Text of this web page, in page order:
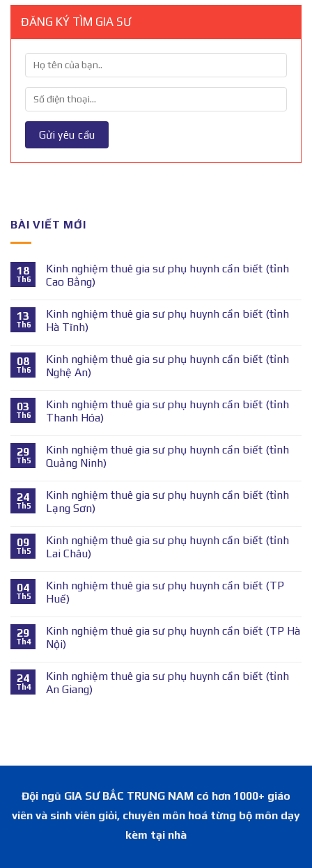
ĐĂNG KÝ TÌM GIA SƯ
BÀI VIẾT MỚI
18
Th6
Kinh nghiệm thuê gia sư phụ huynh cần biết (tỉnh
Cao Bằng)
13
Th6
Kinh nghiệm thuê gia sư phụ huynh cần biết (tỉnh
Hà Tĩnh)
08
Th6
Kinh nghiệm thuê gia sư phụ huynh cần biết (tỉnh
Nghệ An)
03
Th6
Kinh nghiệm thuê gia sư phụ huynh cần biết (tỉnh
Thanh Hóa)
29
Th5
Kinh nghiệm thuê gia sư phụ huynh cần biết (tỉnh
Quảng Ninh)
24
Th5
Kinh nghiệm thuê gia sư phụ huynh cần biết (tỉnh
Lạng Sơn)
09
Th5
Kinh nghiệm thuê gia sư phụ huynh cần biết (tỉnh
Lai Châu)
04
Th5
Kinh nghiệm thuê gia sư phụ huynh cần biết (TP
Huế)
29
Th4
Kinh nghiệm thuê gia sư phụ huynh cần biết (TP Hà
Nội)
24
Th4
Kinh nghiệm thuê gia sư phụ huynh cần biết (tỉnh
An Giang)
Đội ngũ GIA SƯ BẮC TRUNG NAM có hơn 1000+ giáo
viên và sinh viên giỏi, chuyên môn hoá từng bộ môn dạy
kèm tại nhà